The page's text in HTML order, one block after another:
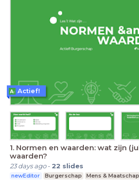
1. Normen en waarden: wat zijn
waarden?
23 days ago- 22 slides
newEditor Burgerschap Mens &
Actief!